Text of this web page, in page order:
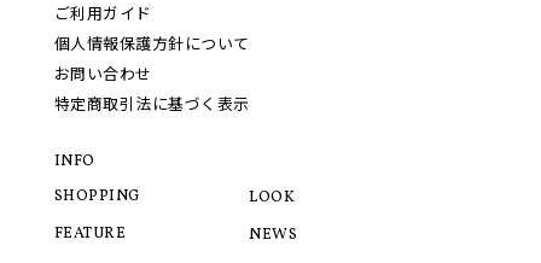
ご利用ガイド
個人情報保護方針について
お問い合わせ
特定商取引法に基づく表示
INFO
SHOPPING
FEATURE
LOOK
NEWS